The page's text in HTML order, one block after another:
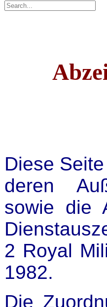
Diese
deren
sowie die
2 Royal
1982.
Die